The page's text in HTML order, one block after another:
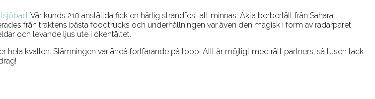
. Vår kunds 210 anställda fick en härlig strandfest att minnas. Äkta berbertält från Sahara
från traktens bästa foodtrucks och underhållningen var även den magisk i form av radarparet
och levande ljus ute i ökentältet.
kvällen. Stämningen var ändå fortfarande på topp. Allt är möjligt med rätt partners, så tusen tack